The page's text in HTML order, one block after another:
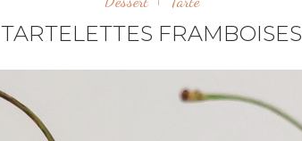
TARTELETTES FRAMBOISES